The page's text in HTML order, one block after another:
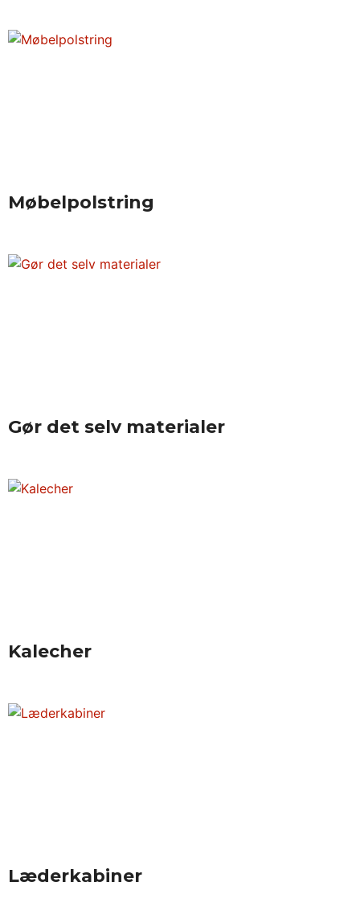
Møbelpolstring
Gør det selv materialer
Kalecher
Læderkabiner